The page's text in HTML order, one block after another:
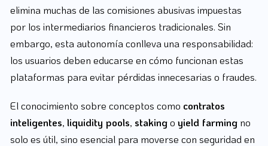
elimina muchas de las comisiones abusivas impuestas
por los intermediarios financieros tradicionales. Sin
embargo, esta autonomía conlleva una responsabilidad:
los usuarios deben educarse en cómo funcionan estas
plataformas para evitar pérdidas innecesarias o fraudes.
El conocimiento sobre conceptos como contratos
inteligentes, liquidity pools, stakingo yield farming no
solo es útil, sino esencial para moverse con seguridad en